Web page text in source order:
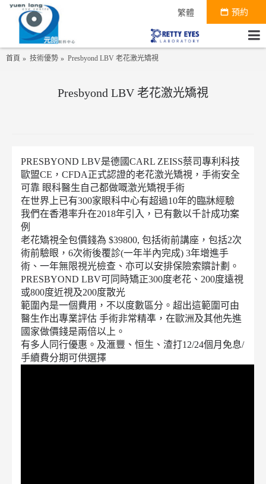
繁體 預約
首頁 技術優勢 Presbyond LBV 老花激光矯視
Presbyond LBV 老花激光矯視
PRESBYOND LBV是德國CARL ZEISS蔡司專利科技
歐盟CE，CFDA正式認證的老花激光矯視，手術安全
可靠 眼科醫生自己都做嘅激光矯視手術
在世界上已有300家眼科中心有超過10年的臨牀經驗
我們在香港率升在2018年引入，已有數以千計成功案
例
老花矯視全包價錢為 $39800, 包括術前講座，包括2次
術前驗眼，6次術後覆診(一年半內完成) 3年增進手
術、一年無限視光檢查、亦可以安排保險索贘計劃。
PRESBYOND LBV可同時矯正300度老花、200度遠視
或800度近視及200度散光
範圍內是一個費用，不以度數區分。超出這範圍可由
醫生作出專業評估 手術非常精凖，在歐洲及其他先進
國家做價錢是兩倍以上。
有多人同行優惠。及滙豐、恒生、渣打12/24個月免息/
手續費分期可供選擇